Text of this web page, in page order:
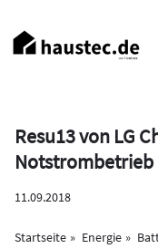
zum
Inhalt
Resu13 von LG
Notstrombetrieb
11.09.2018
Startseite Energie